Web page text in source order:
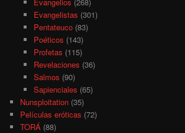
Evangelistas (301)
Pentateuco(83)
Poéticos (143)
Profetas (115)
Revelaciones (36)
Salmos (90)
Sapienciales (65)
Nunsploitation (35)
Películas eróticas (72)
TORÁ (88)